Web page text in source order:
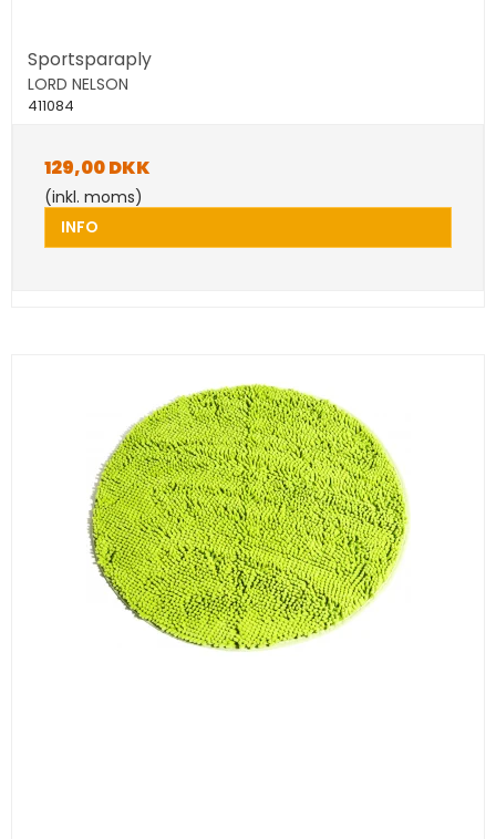
Sportsparaply
LORD NELSON
411084
129,00 DKK
(inkl. moms)
INFO